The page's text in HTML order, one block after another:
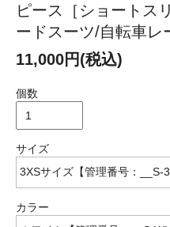
ピース［ショートス
ードスーツ/自転車レ
11,000円(税込)
個数
サイズ
カラー